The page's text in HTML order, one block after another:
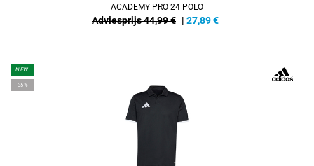
ACADEMY PRO 24 POLO
Adviesprijs 44,99 € | 27,89€
NEW
-35%